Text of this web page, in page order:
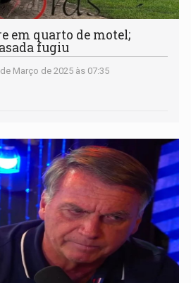
em quarto de motel;
fugiu
Março de 2025 às 07:35